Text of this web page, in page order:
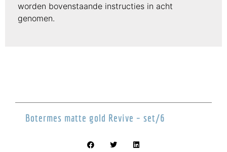
worden bovenstaande instructies in acht
genomen.
Botermes matte gold Revive – set/6